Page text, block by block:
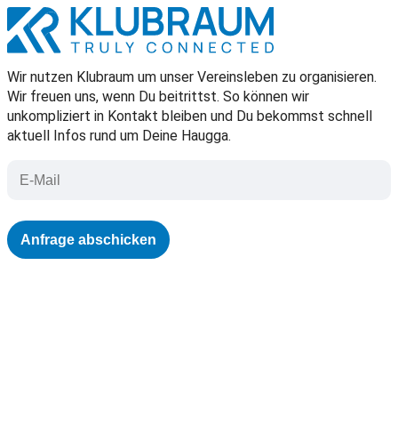
Wir nutzen Klubraum um unser Vereinsleben zu organisieren.
Wir freuen uns, wenn Du beitrittst. So können wir
unkompliziert in Kontakt bleiben und Du bekommst schnell
aktuell Infos rund um Deine Haugga.
Anfrage abschicken